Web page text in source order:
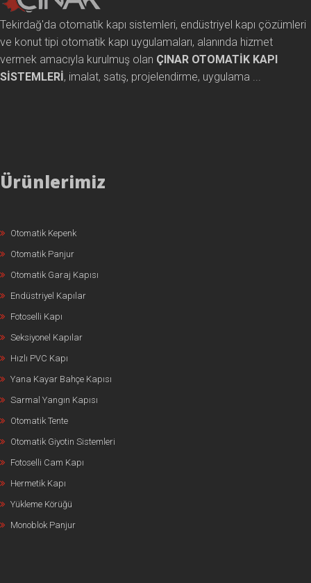
Tekirdağ'da otomatik kapı sistemleri, endüstriyel kapı çözümleri
ve konut tipi otomatik kapı uygulamaları, alanında hizmet
vermek amacıyla kurulmuş olan ÇINAR OTOMATİK KAPI
SİSTEMLERİ, imalat, satış, projelendirme, uygulama ...
Ürünlerimiz
Otomatik Kepenk
Otomatik Panjur
Otomatik Garaj Kapısı
Endüstriyel Kapılar
Fotoselli Kapı
Seksiyonel Kapılar
Hızlı PVC Kapı
Yana Kayar Bahçe Kapısı
Sarmal Yangın Kapısı
Otomatik Tente
Otomatik Giyotin Sistemleri
Fotoselli Cam Kapı
Hermetik Kapı
Yükleme Körüğü
Monoblok Panjur